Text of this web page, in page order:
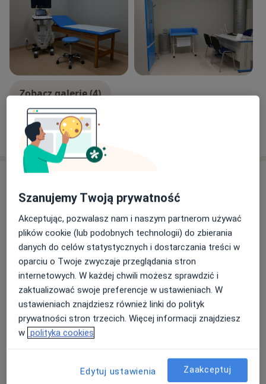
Klinicznego Uniwersytetu Medycznego w Łodzi.
Jestem autorem oraz współautorem wielu prac
naukowych. Uczestniczyłem w wielu kursach
specjalistycznych i stażach zawodowych w kraju oraz
zagranicą.
Obecnie pracuje w specjalistycznych poradniach w
Łodzi i Gdańsku.
Zobacz galerię (4)
Usługi i ceny
Konsultacja ortopedyczna
250 zł - 320 zł Szczegóły
Konsultacja ortopedyczna +
założenie gipsu małego
520 zł Szczegóły
Umów wizytę
Zdjęcie gipsu
Od 200 zł Szczegóły Umów wizytę
Szczegóły Umów wizytę
Szanujemy Twoją prywatność
Akceptując, pozwalasz nam i naszym partnerom używać
plików cookie (lub podobnych technologii) do zbierania
danych do celów statystycznych i dostarczania treści w
oparciu o Twoje zwyczaje przeglądania stron
internetowych. W każdej chwili możesz sprawdzić i
zaktualizować swoje preferencje w ustawieniach. W
ustawieniach znajdziesz również linki do polityk
prywatności stron trzecich. Więcej informacji znajdziesz
w polityka cookies
Edytuj ustawienia Zaakceptuj